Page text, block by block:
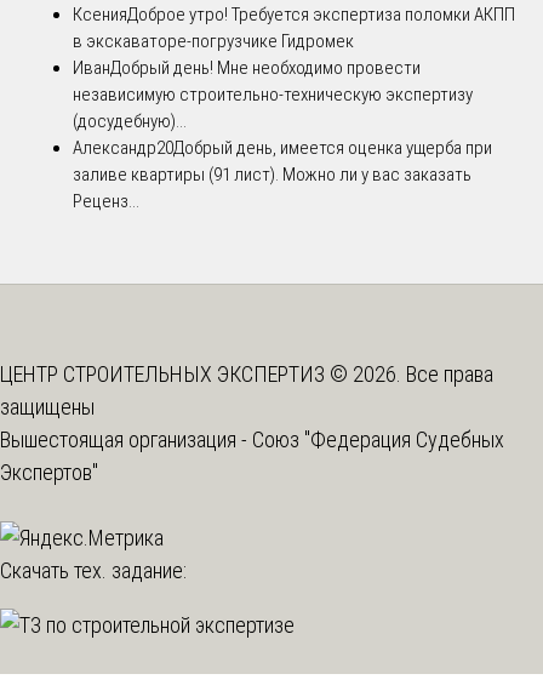
КсенияДоброе утро! Требуется экспертиза поломки АКПП
в экскаваторе-погрузчике Гидромек
ИванДобрый день! Мне необходимо провести
независимую строительно-техническую экспертизу
(досудебную)...
Александр20Добрый день, имеется оценка ущерба при
заливе квартиры (91 лист). Можно ли у вас заказать
Реценз...
ЦЕНТР СТРОИТЕЛЬНЫХ ЭКСПЕРТИЗ © 2026. Все права
защищены
Вышестоящая организация - Союз "Федерация Судебных
Экспертов"
Скачать тех. задание: